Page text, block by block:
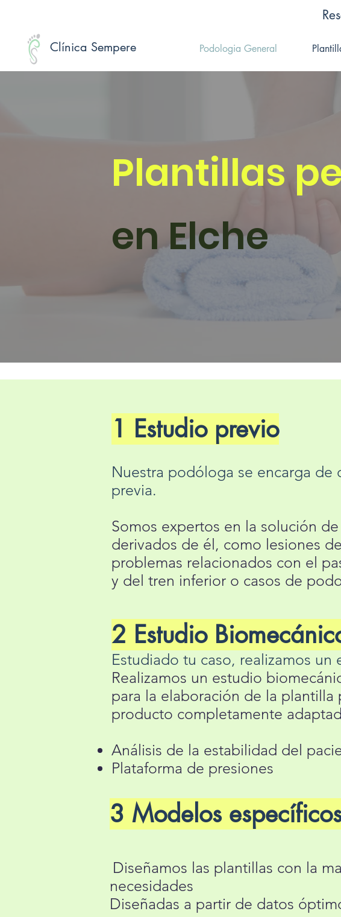
Clínica Sempere Podologia General
Plantillas
en Elche
1 Estudio previo
Nuestra podóloga se encarga de
previa.
Somos expertos en la solución
derivados de él, como lesiones
problemas relacionados con el
y del tren inferior o casos de
2 Estudio
Estudiado tu caso, realizamos
Realizamos un estudio
para la elaboración de la
producto completamente
Análisis de la estabilidad del
Plataforma de presiones
3 Modelos
Diseñamos las plantillas con la
necesidades
Diseñadas a partir de datos